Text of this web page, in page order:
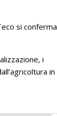
si conferma
i
in